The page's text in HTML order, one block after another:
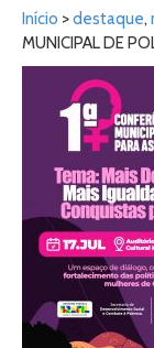
Início >destaque,
MUNICIPAL DE